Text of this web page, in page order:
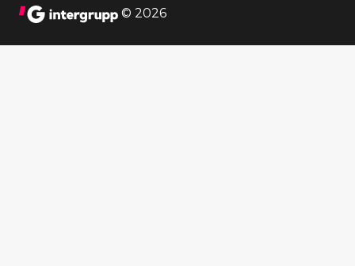
© 2026